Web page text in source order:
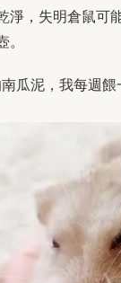
淨，失明倉鼠可
瓜泥，我每週